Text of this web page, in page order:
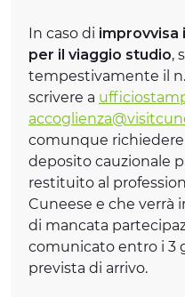
In caso di improvvisa
per il viaggio studio,
tempestivamente il n.
scrivere a
accoglienza@v
comunque
deposito cauzionale
restituito al
Cuneese e che verrà
di mancata
comunicato entro i 3
prevista di arrivo.